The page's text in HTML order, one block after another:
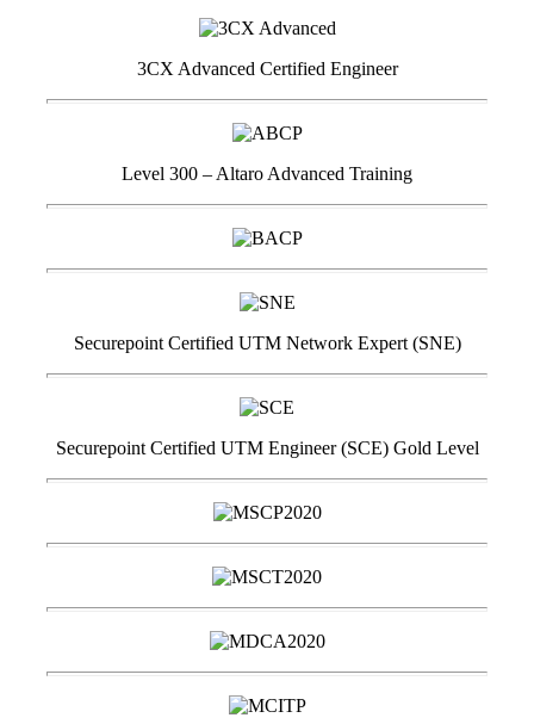
3CX Advanced Certified Engineer
Level 300 – Altaro Advanced Training
Securepoint Certified UTM Network Expert (SNE)
Securepoint Certified UTM Engineer (SCE) Gold Level